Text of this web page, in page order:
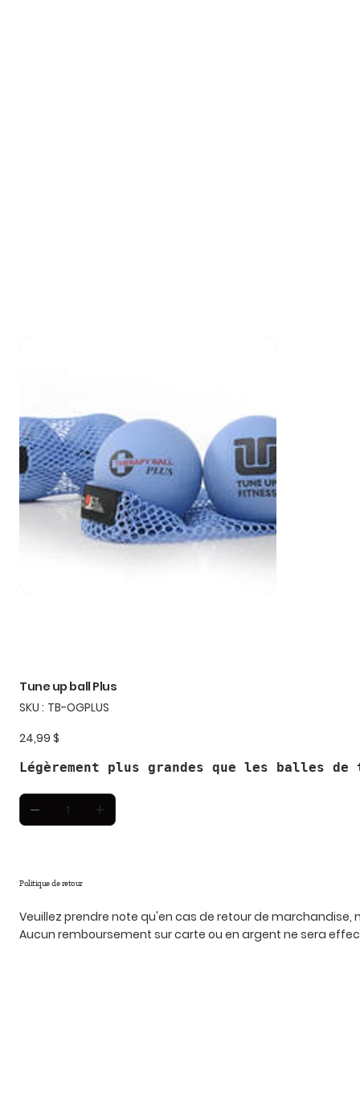
Tune up ball Plus
SKU : SKU
TB-
TB-OGPLUS
Prix
24,99 $
Légèrement plus grandes que les balles
Politique de retour
Veuillez prendre note qu'en cas de retour de
Aucun remboursement sur carte ou en argent ne sera